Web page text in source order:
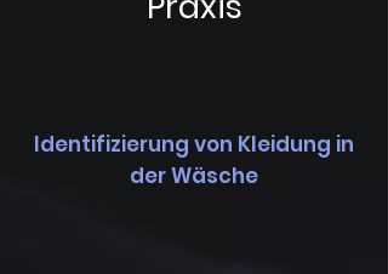
Identifizierung von Kleidung in
der Wäsche